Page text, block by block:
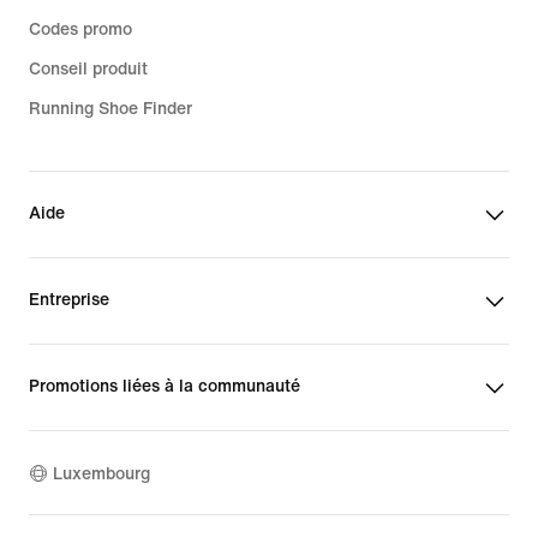
Codes promo
Conseil produit
Running Shoe Finder
Aide
Entreprise
Promotions liées à la communauté
Luxembourg